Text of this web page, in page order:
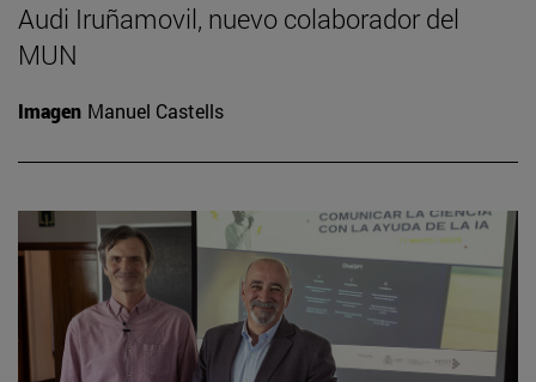
Audi Iruñamovil, nuevo colaborador del
MUN
Imagen Manuel Castells